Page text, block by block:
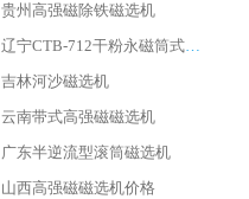
贵州高强磁除铁磁选机
辽宁CTB-712干粉永磁筒式磁选机
吉林河沙磁选机
云南带式高强磁磁选机
广东半逆流型滚筒磁选机
山西高强磁磁选机价格